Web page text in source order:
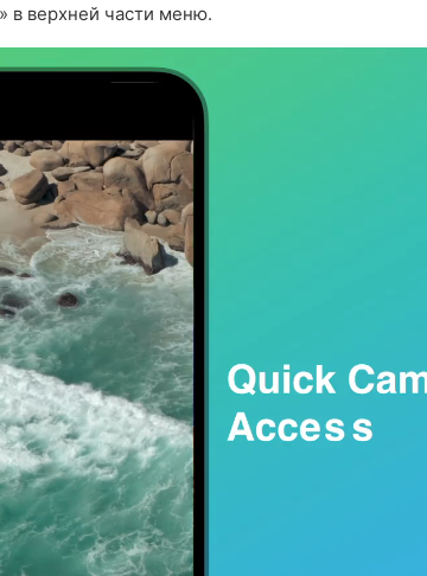
в верхней части меню.